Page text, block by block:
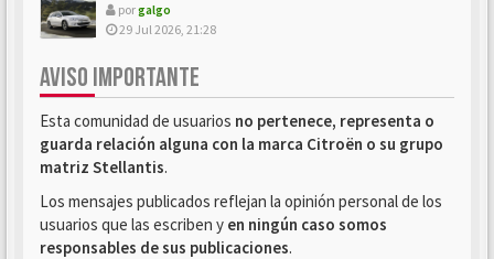
porgalgo
29 Jul 2026, 21:28
AVISO IMPORTANTE
Esta comunidad de usuarios no pertenece, representa o
guarda relación alguna con la marca Citroën o su grupo
matriz Stellantis.
Los mensajes publicados reflejan la opinión personal de los
usuarios que las escriben y en ningún caso somos
responsables de sus publicaciones.